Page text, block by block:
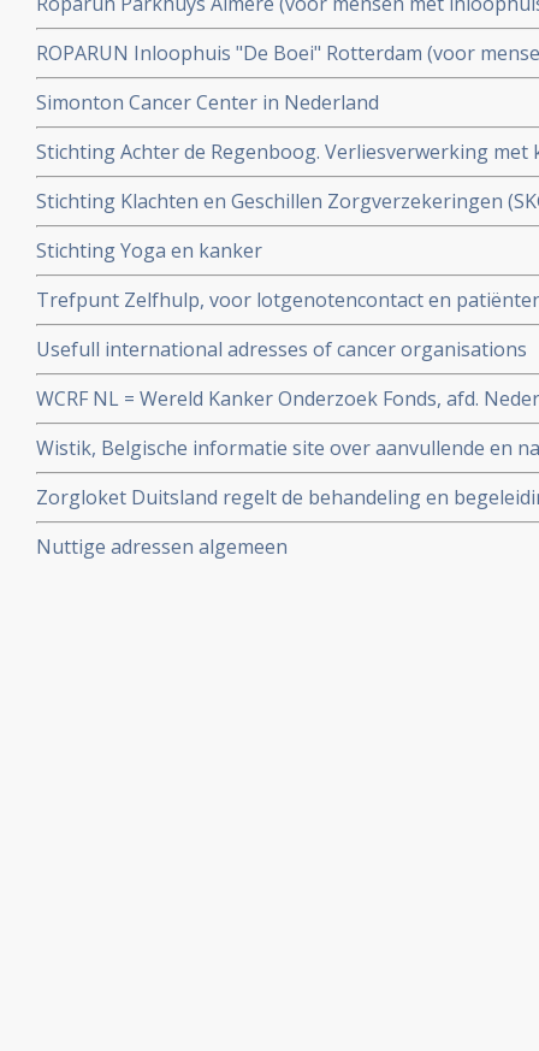
ernstige of chronische ziekte en hun naasten) Artikel
ROPARUN Inloophuis "De Boei" Rotterdam (voor
met kanker en hun naasten)
Simonton Cancer Center in Nederland
Stichting Achter de Regenboog. Verliesverwerking
Stichting Klachten en Geschillen Zorgverzekeringen
zorgverzekeringen
Stichting Yoga en kanker
Trefpunt Zelfhulp, voor lotgenotencontact en
kankerpatiënten in België
Usefull international adresses of cancer organisations
WCRF NL = Wereld Kanker Onderzoek Fonds, afd.
Wistik, Belgische informatie site over aanvullende en
kanker
Zorgloket Duitsland regelt de behandeling en
in Duitse ziekenhuizen voor bijna alle Nederlandse
Nuttige adressen algemeen